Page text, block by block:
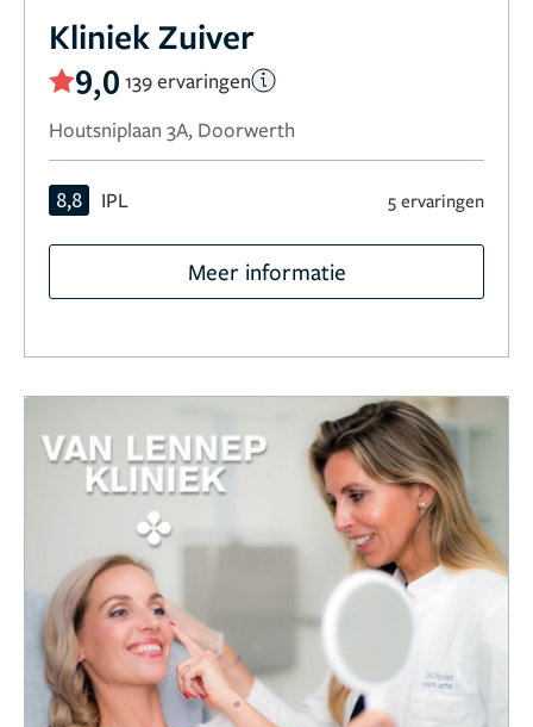
Kliniek Zuiver
9,0 139 ervaringen
Houtsniplaan 3A, Doorwerth
8,8 IPL 5 ervaringen
Meer informatie